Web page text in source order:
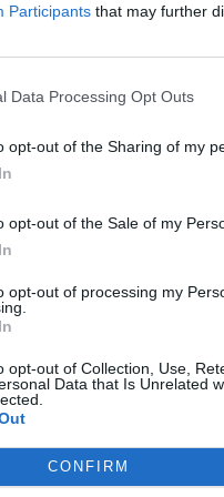
Participants that may further
Data Processing Opt Outs
opt-out of the Sharing of my
opt-out of the Sale of my
opt-out of processing my
opt-out of Collection, Use,
Data that Is Unrelated
CONFIRM
Kína 10 pontos
valószínű, hogy szó lesz
portfolio.hu
tartalmazza:
cikkarchívum
elmúlt 2 év napon belüli
Előfizetés
VAGY? BEJELENTKEZÉS